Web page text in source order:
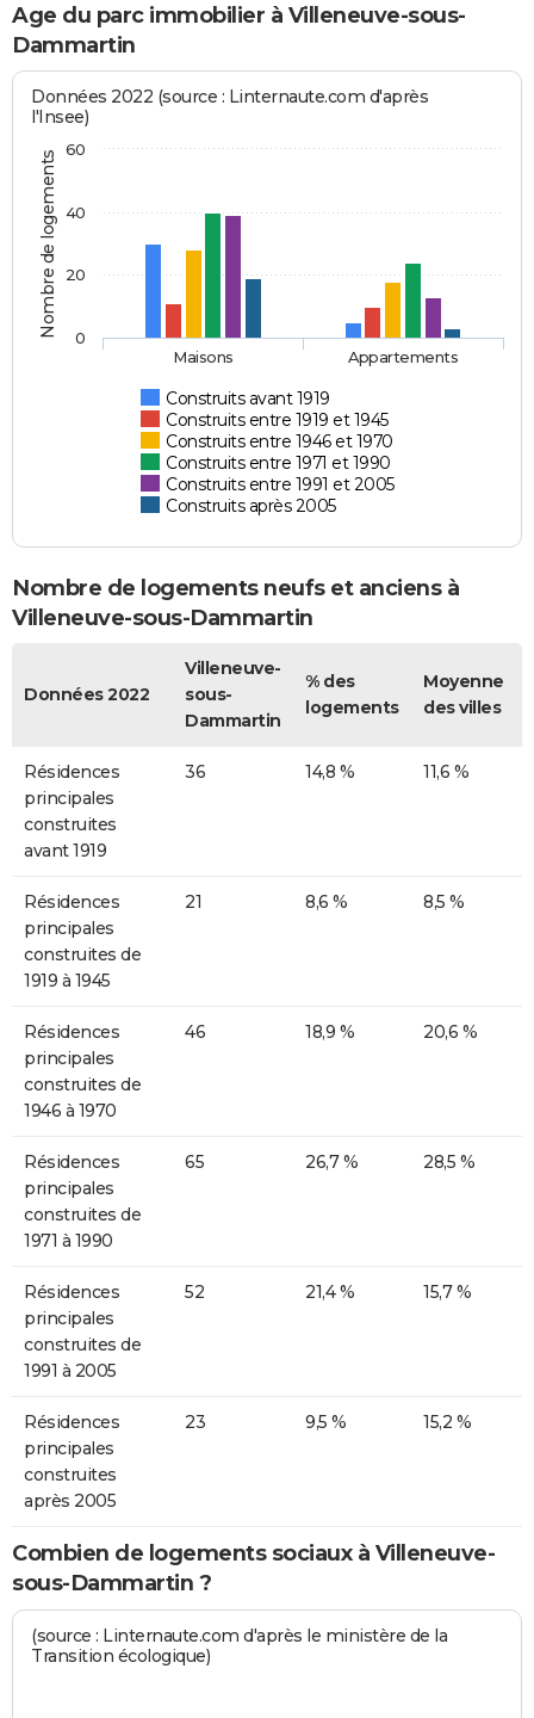
Age du parc immobilier à Villeneuve-sous-
Dammartin
Nombre de logements
Données 2022 (source : Linternaute.com d'après
l'Insee)
Construits avant 1919
Construits entre 1919 et 1945
Construits entre 1946 et 1970
Construits entre 1971 et 1990
Construits entre 1991 et 2005
Construits après 2005
Maisons Appartements
0
20
40
60
Nombre de logements neufs et anciens à
Villeneuve-sous-Dammartin
Données 2022
Villeneuve-
sous-
Dammartin
% des
logements
Moyenne
des villes
Résidences
principales
construites
avant 1919
36 14,8 % 11,6 %
Résidences
principales
construites de
1919 à 1945
21 8,6 % 8,5 %
Résidences
principales
construites de
1946 à 1970
46 18,9 % 20,6 %
Résidences
principales
construites de
1971 à 1990
65 26,7 % 28,5 %
Résidences
principales
construites de
1991 à 2005
52 21,4 % 15,7 %
Résidences
principales
construites
après 2005
23 9,5 % 15,2 %
Combien de logements sociaux à Villeneuve-
sous-Dammartin ?
(source : Linternaute.com d'après le ministère de la
Transition écologique)